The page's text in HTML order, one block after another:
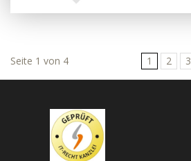
Seite 1 von 4 1 2 3